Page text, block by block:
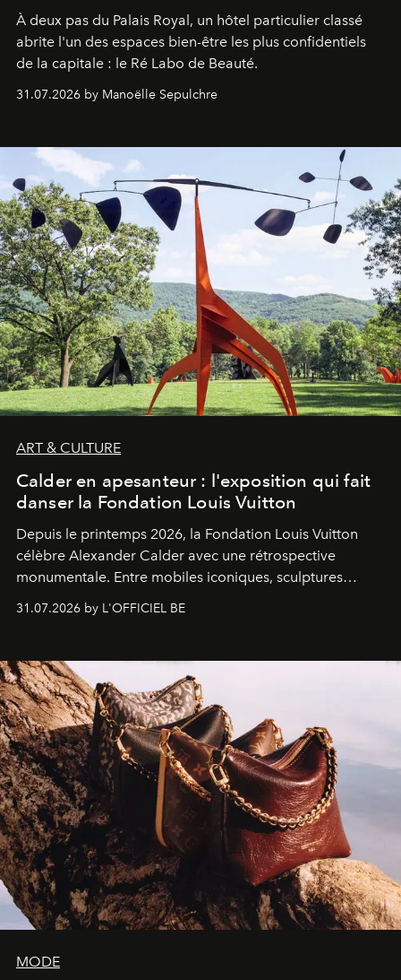
À deux pas du Palais Royal, un hôtel particulier classé
abrite l'un des espaces bien-être les plus confidentiels
de la capitale : le Ré Labo de Beauté.
31.07.2026 by Manoëlle Sepulchre
ART & CULTURE
Calder en apesanteur : l'exposition qui fait
danser la Fondation Louis Vuitton
Depuis le printemps 2026, la Fondation Louis Vuitton
célèbre Alexander Calder avec une rétrospective
monumentale. Entre mobiles iconiques, sculptures
monumentales et poésie du mouvement, l'artiste
américain investit les espaces imaginés par Frank Gehry
sculpture.
31.07.2026 by L'OFFICIEL BE
MODE